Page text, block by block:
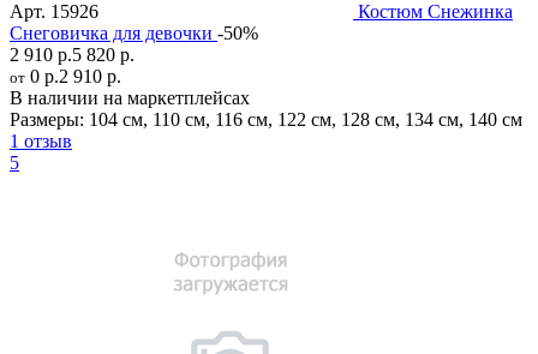
Арт. 15926
Костюм Снежинка
Снеговичка для девочки -50%
2 910 р.5 820 р.
от 0 р.2 910 р.
В наличии на маркетплейсах
Размеры: 104 см, 110 см, 116 см, 122 см, 128 см, 134 см, 140 см
1 отзыв
5